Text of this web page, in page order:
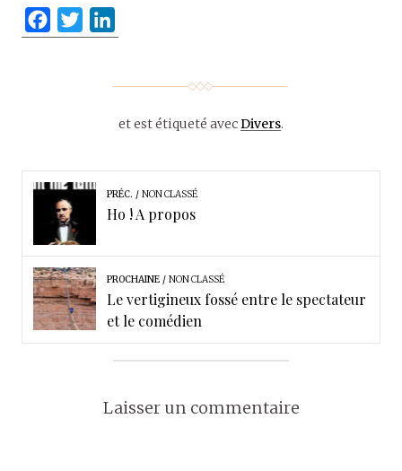
o
k
r
e
I
n
et est étiqueté avecDivers.
PRÉC. NON CLASSÉ
Ho ! A propos
PROCHAINE NON CLASSÉ
Le vertigineux fossé entre le spectateur
et le comédien
Laisser un commentaire